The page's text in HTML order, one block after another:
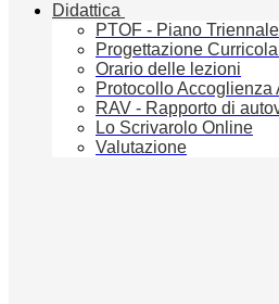
Didattica
PTOF - Piano
Progettazione
Orario delle lezioni
Protocollo Accoglienza
RAV - Rapporto di
Lo Scrivarolo Online
Valutazione